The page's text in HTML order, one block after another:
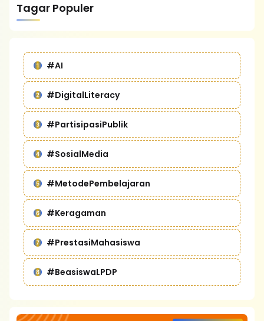
Tagar Populer
#AI
#DigitalLiteracy
#PartisipasiPublik
#SosialMedia
#MetodePembelajaran
#Keragaman
#PrestasiMahasiswa
#BeasiswaLPDP